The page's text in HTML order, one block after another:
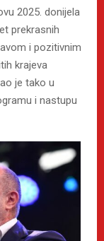
2025. donijela
prekrasnih
i pozitivnim
krajeva
je tako u
i nastupu